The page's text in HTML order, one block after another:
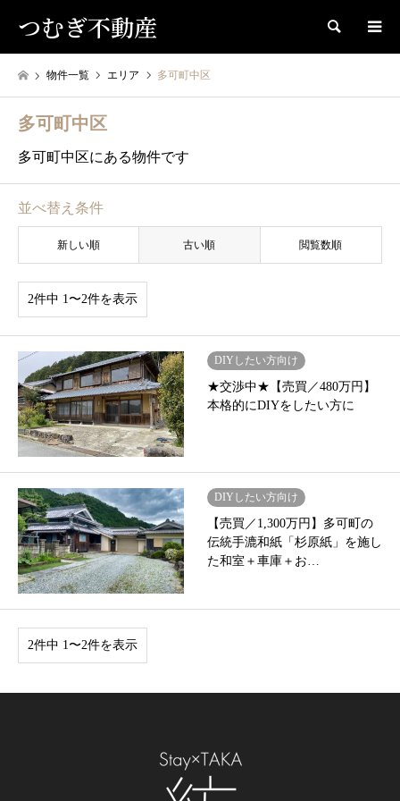
つむぎ不動産 検索
物件一覧 エリア 多可町中区
多可町中区
多可町中区にある物件です
並べ替え条件
新しい順 古い順 閲覧数順
2件中 1〜2件を表示
DIYしたい方向け
★交渉中★【売買／480万円】
本格的にDIYをしたい方に
DIYしたい方向け
【売買／1,300万円】多可町の
伝統手漉和紙「杉原紙」を施し
た和室＋車庫＋お…
2件中 1〜2件を表示